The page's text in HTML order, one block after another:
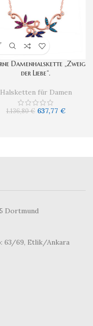
Damenhalskette „Zweig
der Liebe“.
Halsketten für Damen
1.136,80€ 637,77 €
Dortmund
63/69, Etlik/Ankara